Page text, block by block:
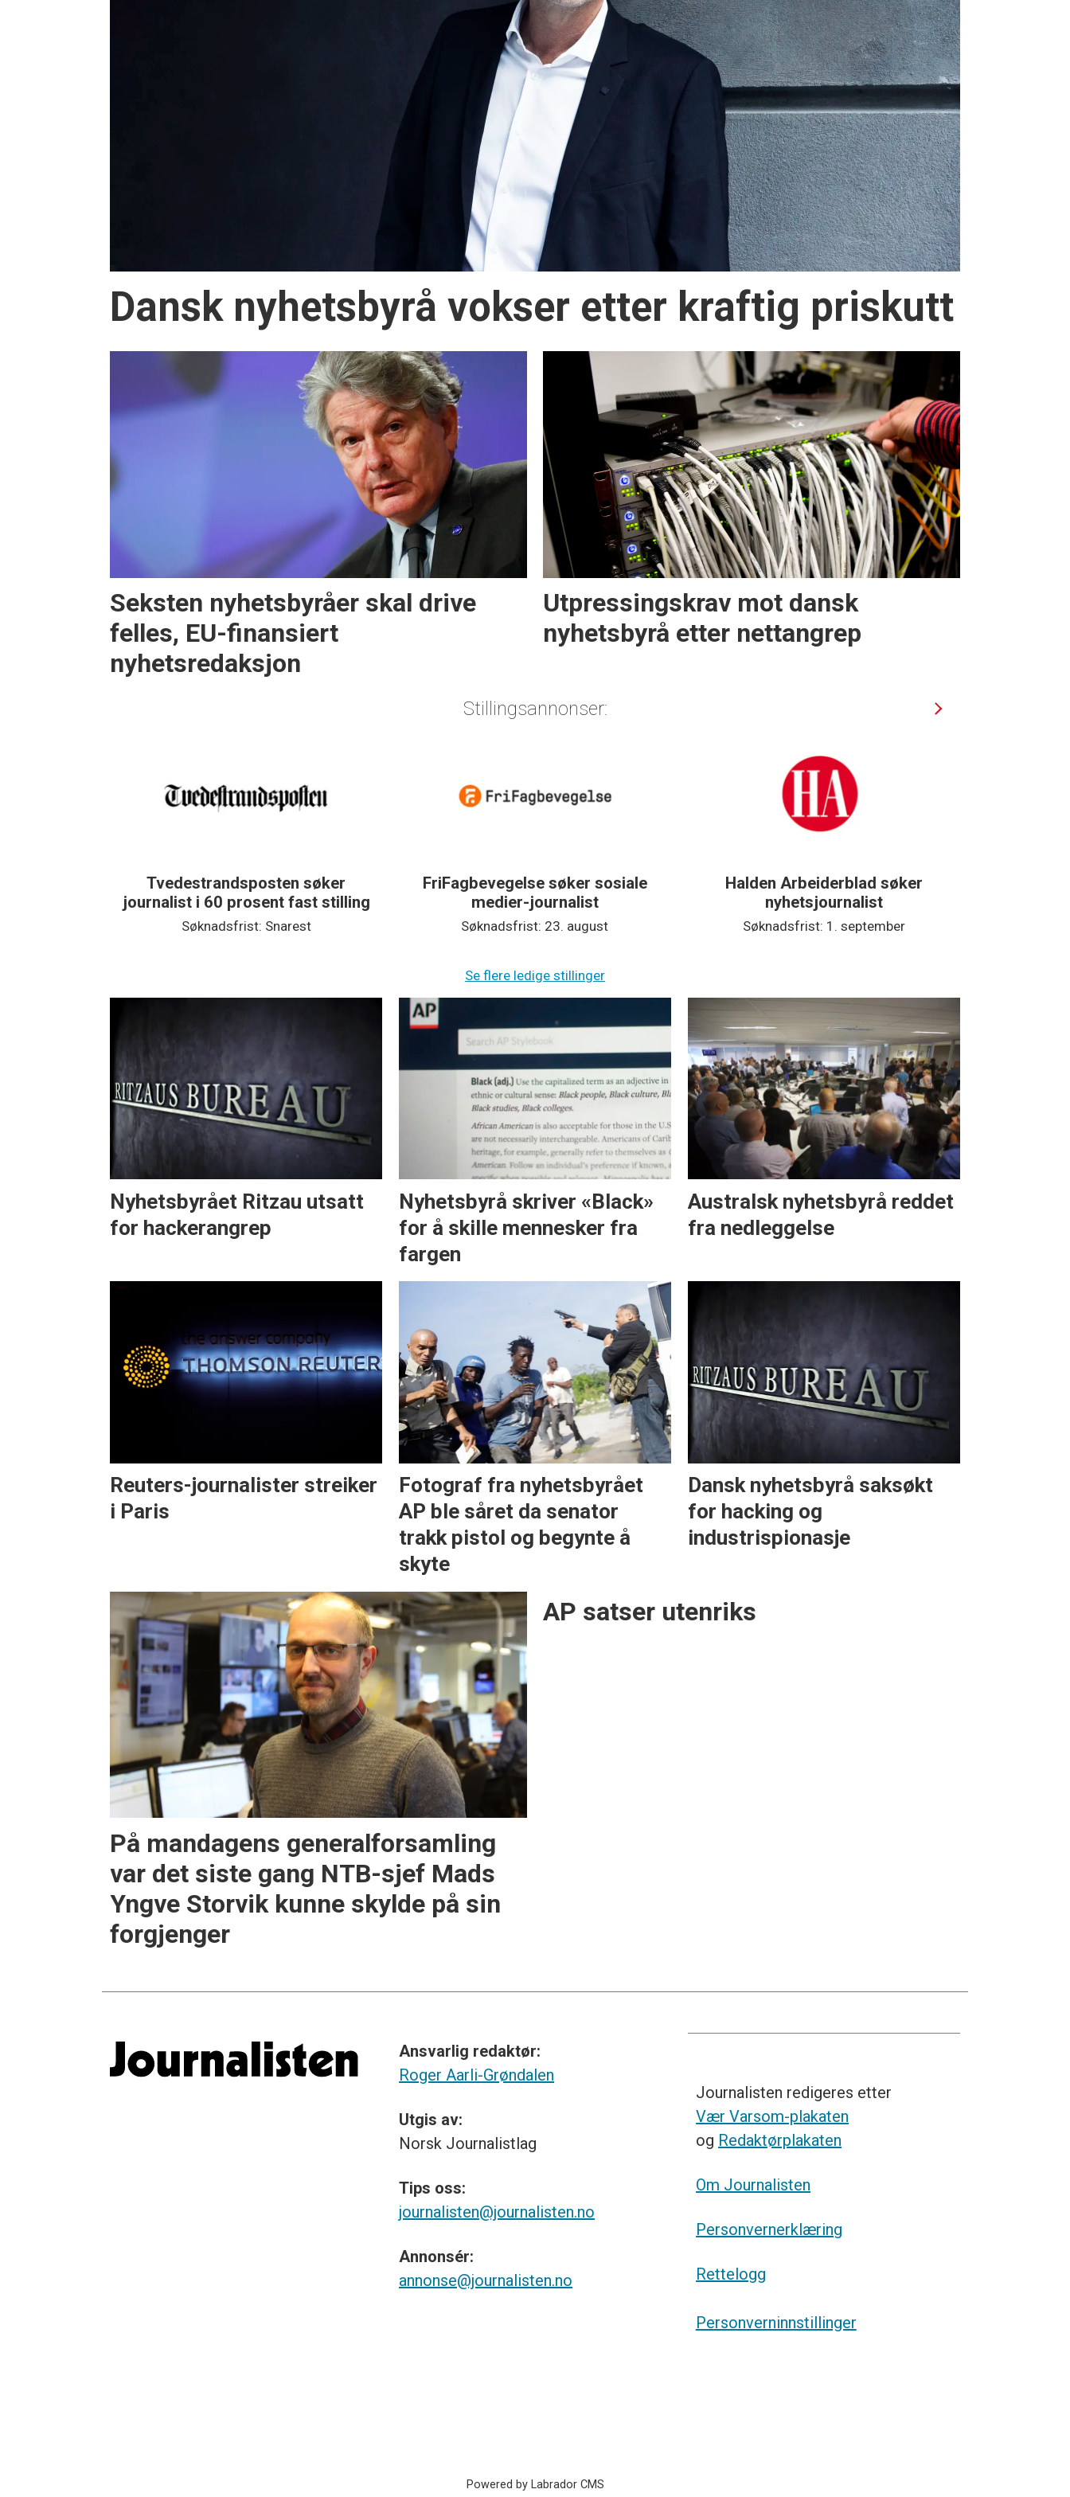
Dansk nyhetsbyrå vokser etter kraftig priskutt
Seksten nyhetsbyråer skal drive
felles, EU-finansiert
nyhetsredaksjon
Utpressingskrav mot dansk
nyhetsbyrå etter nettangrep
Stillingsannonser:
Tvedestrandsposten søker
journalist i 60 prosent fast stilling
Søknadsfrist: Snarest
FriFagbevegelse søker sosiale
medier-journalist
Søknadsfrist: 23. august
Halden Arbeiderblad søker
nyhetsjournalist
Søknadsfrist: 1. september
Se flere ledige stillinger
Nyhetsbyrået Ritzau utsatt
for hackerangrep
Nyhetsbyrå skriver «Black»
for å skille mennesker fra
fargen
Australsk nyhetsbyrå reddet
fra nedleggelse
Reuters-journalister streiker
i Paris
Fotograf fra nyhetsbyrået
AP ble såret da senator
trakk pistol og begynte å
skyte
Dansk nyhetsbyrå saksøkt
for hacking og
industrispionasje
På mandagens generalforsamling
var det siste gang NTB-sjef Mads
Yngve Storvik kunne skylde på sin
forgjenger
AP satser utenriks
Ansvarlig redaktør:
Roger Aarli-Grøndalen
Utgis av:
Norsk Journalistlag
Tips oss:
journalisten@journalisten.no
Annonsér:
annonse@journalisten.no
Journalisten redigeres etter
Vær Varsom-plakaten
og Redaktørplakaten
Om Journalisten
Personvernerklæring
Rettelogg
Personverninnstillinger
Powered by Labrador CMS